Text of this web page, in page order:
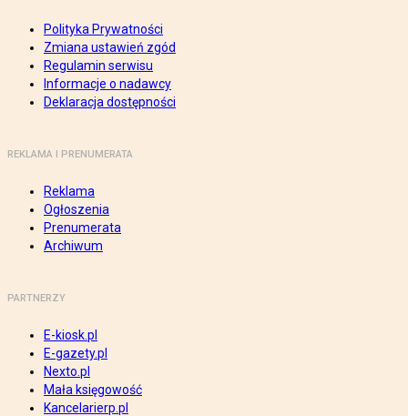
Polityka Prywatności
Zmiana ustawień zgód
Regulamin serwisu
Informacje o nadawcy
Deklaracja dostępności
REKLAMA I PRENUMERATA
Reklama
Ogłoszenia
Prenumerata
Archiwum
PARTNERZY
E-kiosk.pl
E-gazety.pl
Nexto.pl
Mała księgowość
Kancelarierp.pl